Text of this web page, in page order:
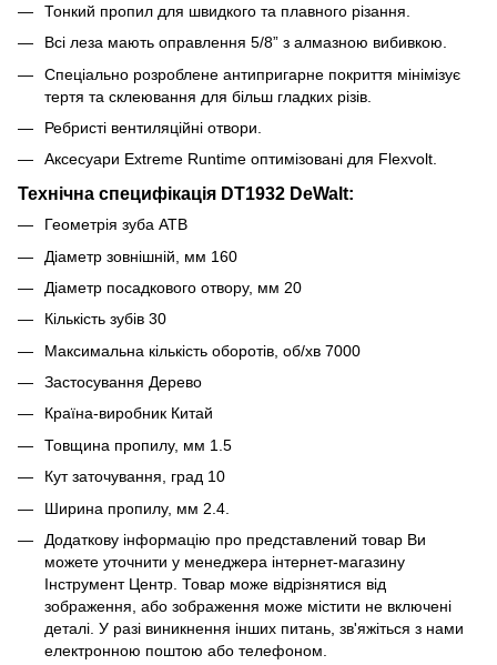
Тонкий пропил для швидкого та плавного різання.
Всі леза мають оправлення 5/8” з алмазною вибивкою.
Спеціально розроблене антипригарне покриття мінімізує
тертя та склеювання для більш гладких різів.
Ребристі вентиляційні отвори.
Аксесуари Extreme Runtime оптимізовані для Flexvolt.
Технічна специфікація DT1932 DeWalt:
Геометрія зуба ATB
Діаметр зовнішній, мм 160
Діаметр посадкового отвору, мм 20
Кількість зубів 30
Максимальна кількість оборотів, об/хв 7000
Застосування Дерево
Країна-виробник Китай
Товщина пропилу, мм 1.5
Кут заточування, град 10
Ширина пропилу, мм 2.4.
Додаткову інформацію про представлений товар Ви
можете уточнити у менеджера інтернет-магазину
Інструмент Центр. Товар може відрізнятися від
зображення, або зображення може містити не включені
деталі. У разі виникнення інших питань, зв'яжіться з нами
електронною поштою або телефоном.